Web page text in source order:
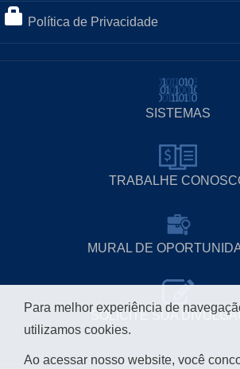
Política de Privacidade
SISTEMAS
TRABALHE
MURAL DE
SOLICITE SUA
Para melhor experiência de
utilizamos cookies.
Ao acessar nosso website, você